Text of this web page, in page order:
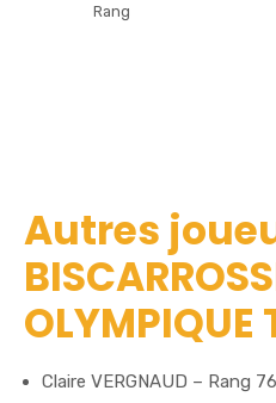
Rang
Autres
OLYMPIQUE
Claire VERGNAUD – Rang